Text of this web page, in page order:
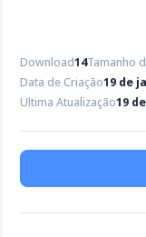
Download14Tamanho
Data de Criação19 de
Ultima Atualização19